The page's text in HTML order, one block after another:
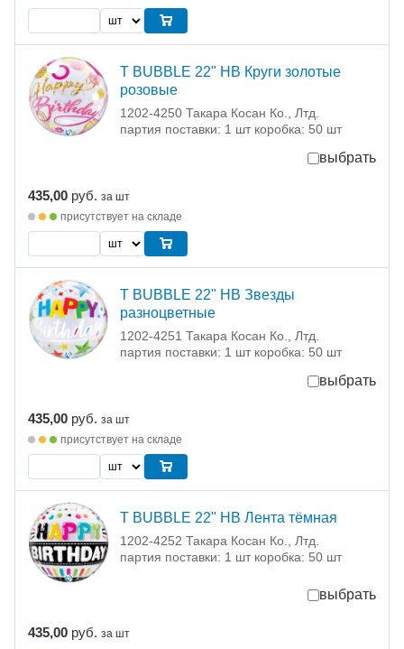
T BUBBLE 22" HB Круги золотые
розовые
1202-4250 Такара Косан Ко., Лтд.
партия поставки: 1 шт коробка: 50 шт
выбрать
435,00 руб. за шт
присутствует на складе
T BUBBLE 22" HB Звезды
разноцветные
1202-4251 Такара Косан Ко., Лтд.
партия поставки: 1 шт коробка: 50 шт
выбрать
435,00 руб. за шт
присутствует на складе
T BUBBLE 22" HB Лента тёмная
1202-4252 Такара Косан Ко., Лтд.
партия поставки: 1 шт коробка: 50 шт
выбрать
435,00 руб. за шт